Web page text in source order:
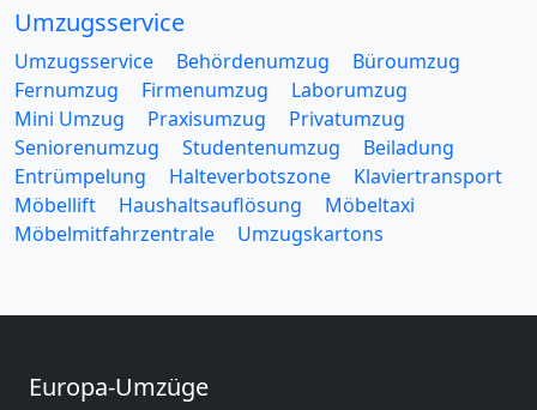
Umzugsservice
Umzugsservice Behördenumzug
Büroumzug
Fernumzug
Firmenumzug
Laborumzug
Mini Umzug
Praxisumzug
Privatumzug
Seniorenumzug
Studentenumzug
Beiladung
Entrümpelung
Halteverbotszone
Klaviertransport
Möbellift
Haushaltsauflösung
Möbeltaxi
Möbelmitfahrzentrale
Umzugskartons
Europa-Umzüge